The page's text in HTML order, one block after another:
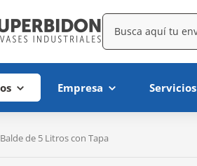
Empresa Servicios
Balde de 5 Litros con Tapa